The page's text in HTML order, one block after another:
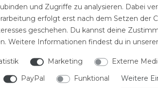
und Zugriffe zu analysieren. Dabei
erfolgt erst nach dem Setzen der
geschehen. Du kannst deine
Weitere Informationen findest du in unserer
Marketing Externe
PayPal
Funktional Weitere